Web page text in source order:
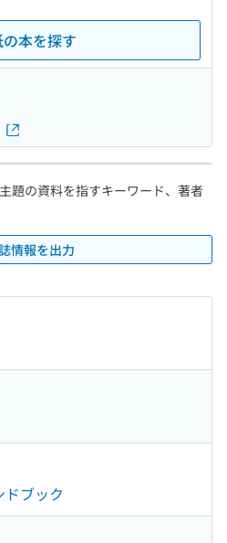
本を探す
題の資料を指すキーワード、著者
情報を出力
ブック